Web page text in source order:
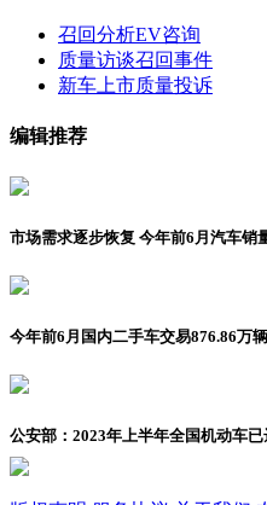
召回分析EV咨询
质量访谈召回事件
新车上市质量投诉
编辑推荐
市场需求逐步恢复 今年前6月汽车销
今年前6月国内二手车交易876.86万
公安部：2023年上半年全国机动车已